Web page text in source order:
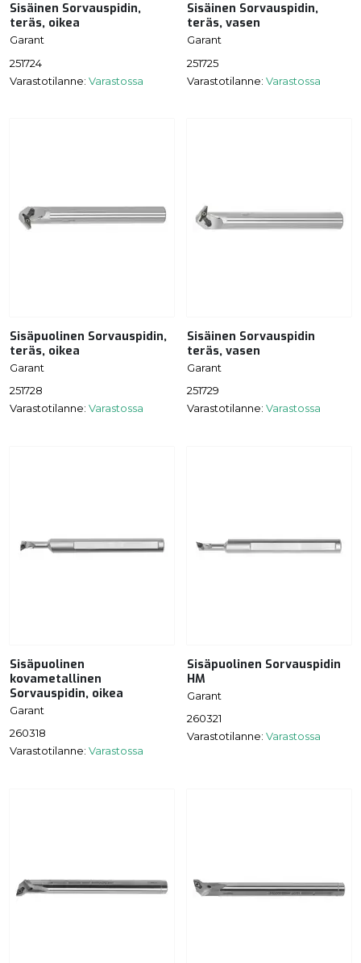
Sisäinen Sorvauspidin,
teräs, oikea
Garant
251724
Varastotilanne: Varastossa
Sisäinen Sorvauspidin,
teräs, vasen
Garant
251725
Varastotilanne: Varastossa
Sisäpuolinen Sorvauspidin,
teräs, oikea
Garant
251728
Varastotilanne: Varastossa
Sisäinen Sorvauspidin
teräs, vasen
Garant
251729
Varastotilanne: Varastossa
Sisäpuolinen
kovametallinen
Sorvauspidin, oikea
Garant
260318
Varastotilanne: Varastossa
Sisäpuolinen Sorvauspidin
HM
Garant
260321
Varastotilanne: Varastossa